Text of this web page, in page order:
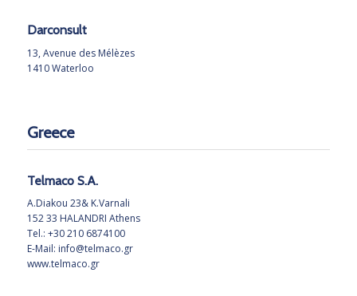
Darconsult
13, Avenue des Mélèzes
1410 Waterloo
Greece
Telmaco S.A.
A.Diakou 23& K.Varnali
152 33 HALANDRI Athens
Tel.: +30 210 6874100
E-Mail: info@telmaco.gr
www.telmaco.gr